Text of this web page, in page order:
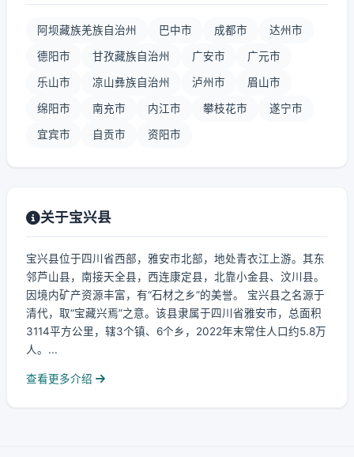
阿坝藏族羌族自治州 巴中市 成都市 达州市
德阳市 甘孜藏族自治州 广安市 广元市
乐山市 凉山彝族自治州 泸州市 眉山市
绵阳市 南充市 内江市 攀枝花市 遂宁市
宜宾市 自贡市 资阳市
关于宝兴县
宝兴县位于四川省西部，雅安市北部，地处青衣江上游。其东
邻芦山县，南接天全县，西连康定县，北靠小金县、汶川县。
因境内矿产资源丰富，有“石材之乡”的美誉。 宝兴县之名源于
清代，取“宝藏兴焉”之意。该县隶属于四川省雅安市，总面积
3114平方公里，辖3个镇、6个乡，2022年末常住人口约5.8万
人。...
查看更多介绍